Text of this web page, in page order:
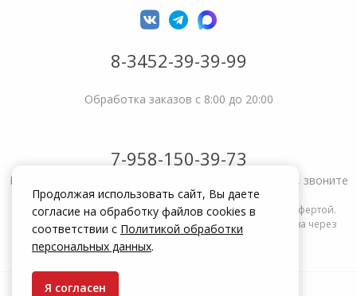
8-3452-39-39-99
Обработка заказов с 8:00 до 20:00
7-958-150-39-73
Не получается решить вопрос или возникла жалоба, звоните
Информация на сайте zakrepi.ru не является публичной офертой.
Указанные цены действуют только при оформлении заказа через
интернет-магазин zakrepi.ru.
Продолжая использовать сайт, Вы даете
согласие на обработку файлов cookies в
соответствии с Политикой обработки
персональных данных.
Я согласен